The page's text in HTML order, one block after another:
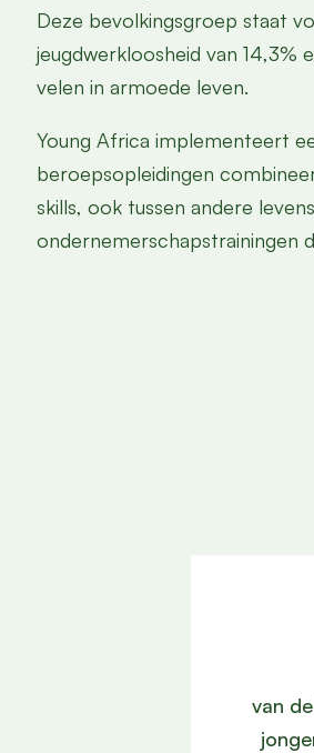
Deze bevolkingsgroep staat
jeugdwerkloosheid van 14,3%
velen in armoede leven.
Young Africa implementeert
beroepsopleidingen
skills, ook tussen andere
ondernemerschapstrainingen
van